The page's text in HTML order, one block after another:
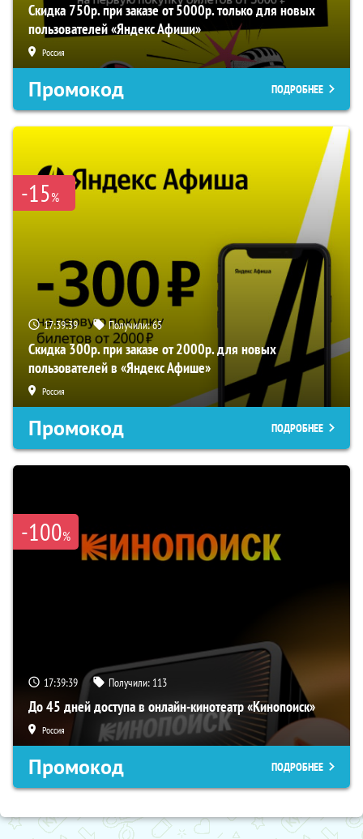
Скидка 750р. при заказе от 5000р. только для новых
пользователей «Яндекс Афиши»
Россия
Промокод ПОДРОБНЕЕ
-15%
17:39:38 Получили:65
Скидка 300р. при заказе от 2000р. для новых
пользователей в «Яндекс Афише»
Россия
Промокод ПОДРОБНЕЕ
-100%
17:39:38 Получили: 113
До 45 дней доступа в онлайн-кинотеатр «Кинопоиск»
Россия
Промокод ПОДРОБНЕЕ